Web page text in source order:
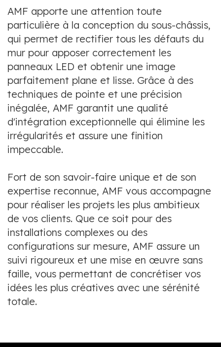
AMF apporte une attention toute
particulière à la conception du sous-châssis,
qui permet de rectifier tous les défauts du
mur pour apposer correctement les
panneaux LED et obtenir une image
parfaitement plane et lisse. Grâce à des
techniques de pointe et une précision
inégalée, AMF garantit une qualité
d'intégration exceptionnelle qui élimine les
irrégularités et assure une finition
impeccable.
Fort de son savoir-faire unique et de son
expertise reconnue, AMF vous accompagne
pour réaliser les projets les plus ambitieux
de vos clients. Que ce soit pour des
installations complexes ou des
configurations sur mesure, AMF assure un
suivi rigoureux et une mise en œuvre sans
faille, vous permettant de concrétiser vos
idées les plus créatives avec une sérénité
totale.